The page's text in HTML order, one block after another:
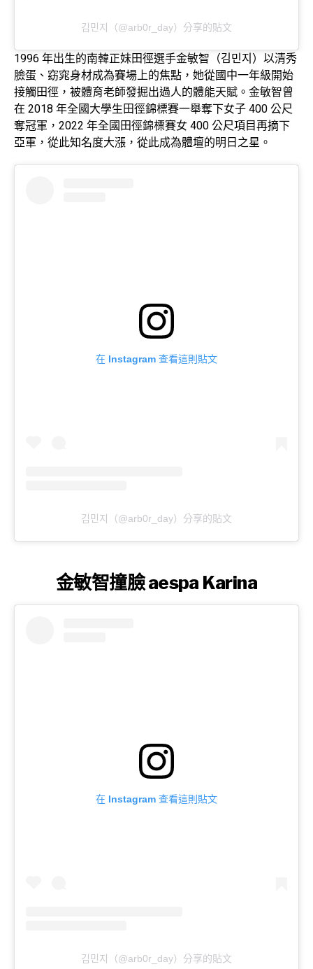
김민지（@arb0r_day）分享的貼文
1996 年出生的南韓正妹田徑選手金敏智（김민지）以清秀
臉蛋、窈窕身材成為賽場上的焦點，她從國中一年級開始
接觸田徑，被體育老師發掘出過人的體能天賦。金敏智曾
在 2018 年全國大學生田徑錦標賽一舉奪下女子 400 公尺
奪冠軍，2022 年全國田徑錦標賽女 400 公尺項目再摘下
亞軍，從此知名度大漲，從此成為體壇的明日之星。
在 Instagram 查看這則貼文
김민지（@arb0r_day）分享的貼文
金敏智撞臉 aespa Karina
在 Instagram 查看這則貼文
김민지（@arb0r_day）分享的貼文